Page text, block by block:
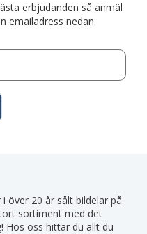
erbjudanden så anmäl
emailadress nedan.
över 20 år sålt bildelar på
sortiment med det
Hos oss hittar du allt du